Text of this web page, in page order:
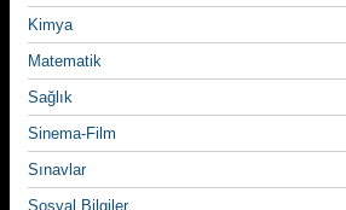
Kimya
Matematik
Sağlık
Sinema-Film
Sınavlar
Sosyal Bilgiler